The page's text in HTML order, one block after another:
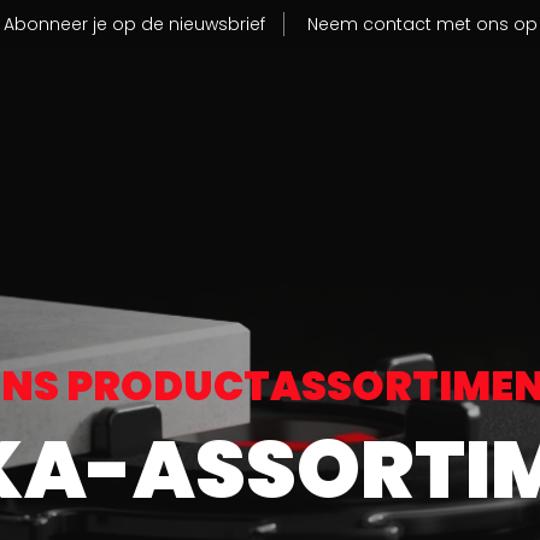
Abonneer je op de nieuwsbrief Neem contact met ons op
ONS
Missie
productiefaciliteit
MVO-beleid
NEEM